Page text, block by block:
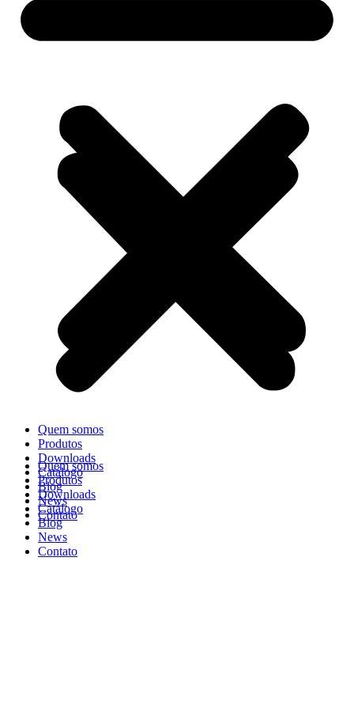
Quem somos
Produtos
Downloads
Catálogo
Blog
News
Contato
Quem somos
Produtos
Downloads
Catálogo
Blog
News
Contato